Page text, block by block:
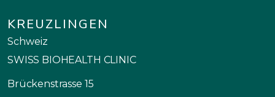
KREUZLINGEN
Schweiz
SWISS BIOHEALTH CLINIC
Brückenstrasse 15